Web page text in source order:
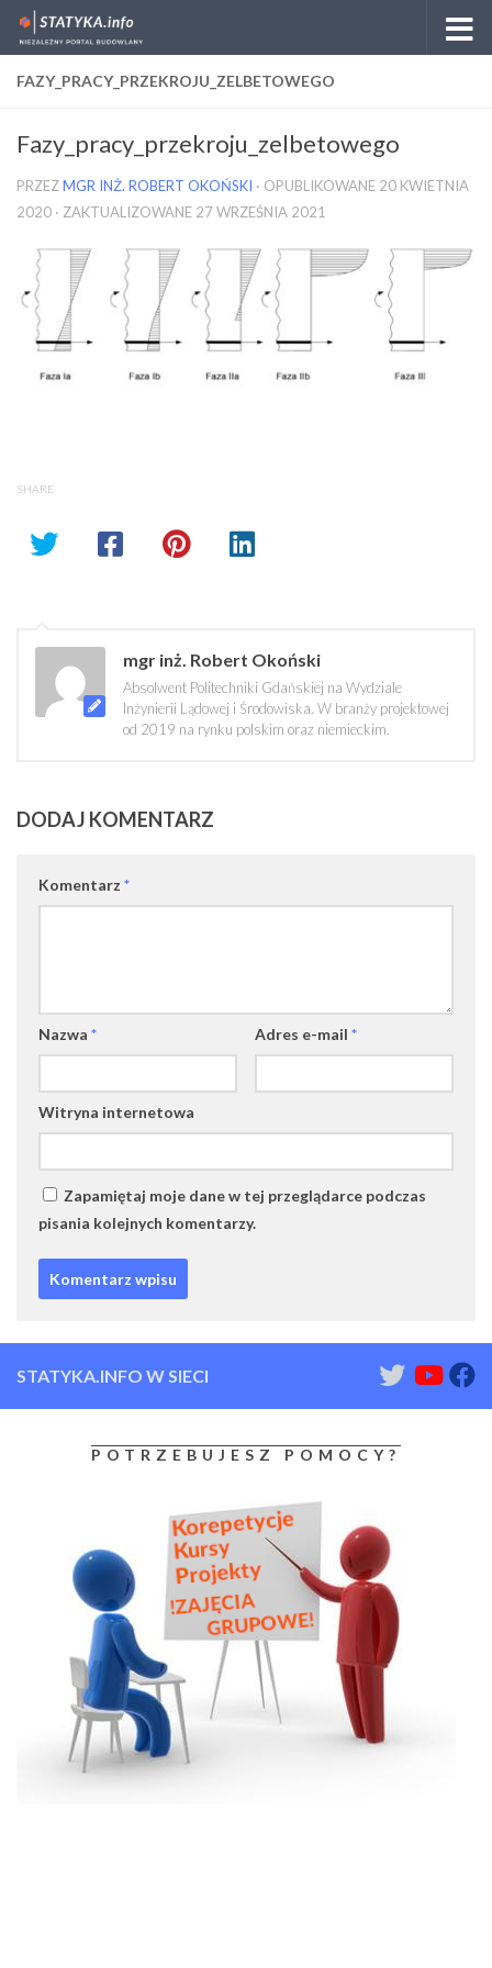
Skip to content
FAZY_PRACY_PRZEKROJU_ZELBETOWEGO
Fazy_pracy_przekroju_zelbetowego
PRZEZMGR INŻ. ROBERT OKOŃSKI · OPUBLIKOWANE 20 KWIETNIA
2020 · ZAKTUALIZOWANE 27 WRZEŚNIA 2021
SHARE
mgr inż. Robert Okoński
Absolwent Politechniki Gdańskiej na Wydziale
Inżynierii Lądowej i Środowiska. W branży projektowej
od 2019 na rynku polskim oraz niemieckim.
DODAJ KOMENTARZ
Komentarz *
Nazwa * Adres e-mail *
Witryna internetowa
Zapamiętaj moje dane w tej przeglądarce podczas
pisania kolejnych komentarzy.
STATYKA.INFO W SIECI
POTRZEBUJESZ POMOCY?